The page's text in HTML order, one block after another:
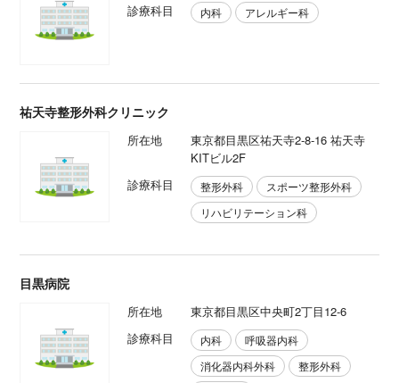
診療科目
内科 アレルギー科
祐天寺整形外科クリニック
所在地
東京都目黒区祐天寺2-8-16 祐天寺
KITビル2F
診療科目
整形外科
スポーツ整形外科
リハビリテーション科
目黒病院
所在地
東京都目黒区中央町2丁目12-6
診療科目
内科
呼吸器内科
消化器内科外科
整形外科